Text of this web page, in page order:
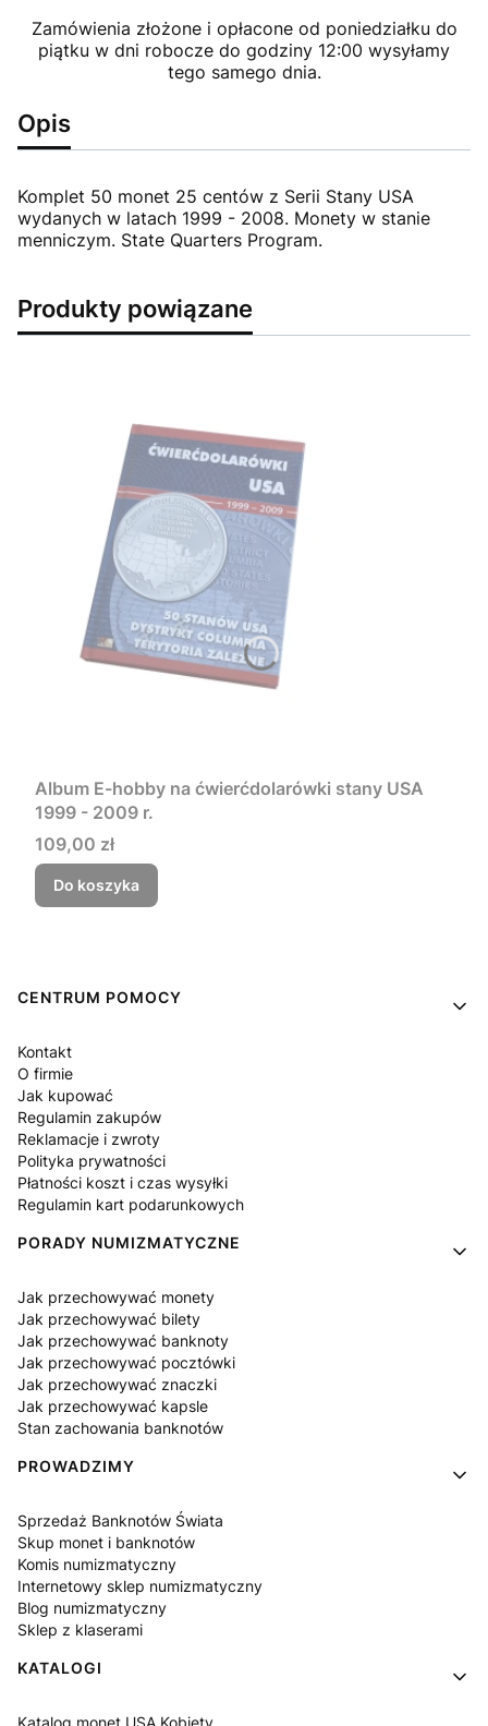
Zamówienia złożone i opłacone od poniedziałku do
piątku w dni robocze do godziny 12:00 wysyłamy
tego samego dnia.
Opis
Komplet 50 monet 25 centów z Serii Stany USA
wydanych w latach 1999 - 2008. Monety w stanie
menniczym. State Quarters Program.
Produkty powiązane
Album E-hobby na ćwierćdolarówki stany USA
1999 - 2009 r.
Cena
109,00 zł
Do koszyka
Linki w stopce
CENTRUM POMOCY
Kontakt
O firmie
Jak kupować
Regulamin zakupów
Reklamacje i zwroty
Polityka prywatności
Płatności koszt i czas wysyłki
Regulamin kart podarunkowych
PORADY NUMIZMATYCZNE
Jak przechowywać monety
Jak przechowywać bilety
Jak przechowywać banknoty
Jak przechowywać pocztówki
Jak przechowywać znaczki
Jak przechowywać kapsle
Stan zachowania banknotów
PROWADZIMY
Sprzedaż Banknotów Świata
Skup monet i banknotów
Komis numizmatyczny
Internetowy sklep numizmatyczny
Blog numizmatyczny
Sklep z klaserami
KATALOGI